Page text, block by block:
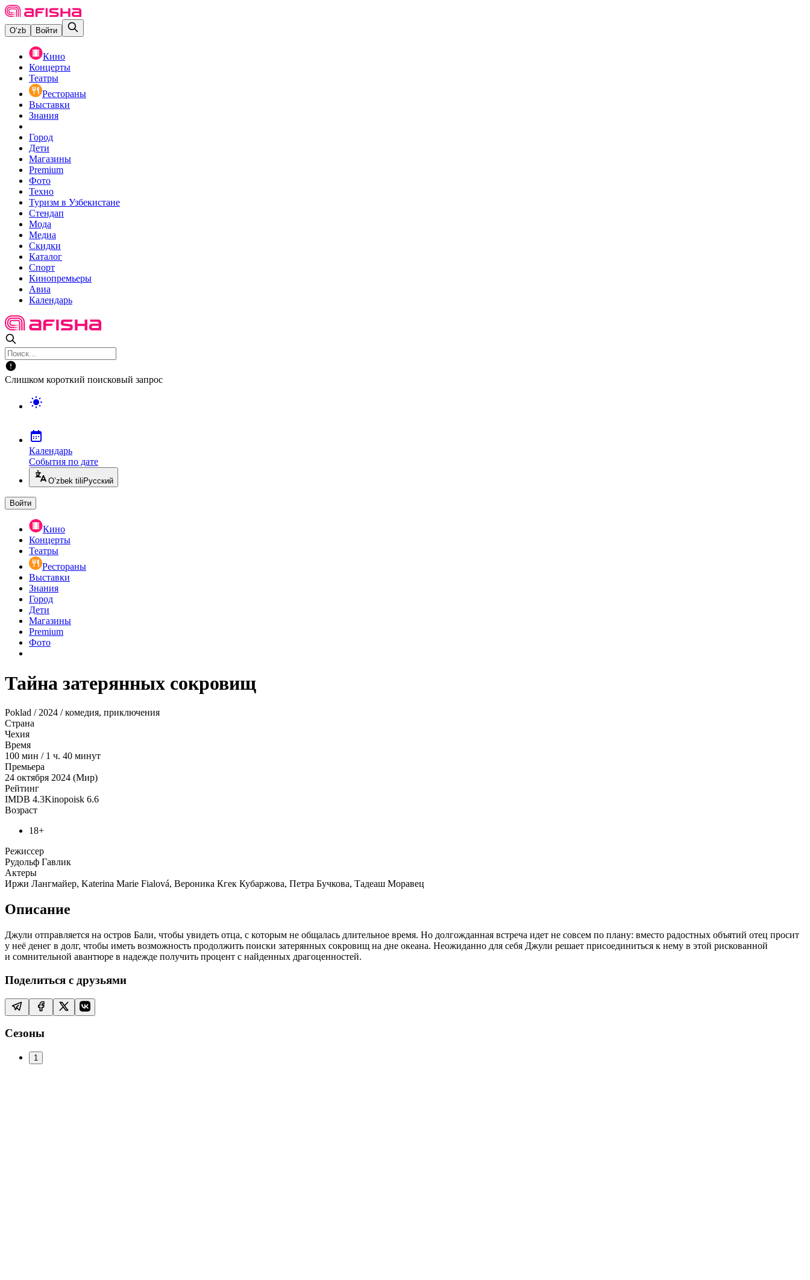
O‘zb Войти
Кино
Концерты
Театры
Рестораны
Выставки
Знания
Город
Дети
Магазины
Premium
Фото
Техно
Туризм в Узбекистане
Стендап
Мода
Медиа
Скидки
Каталог
Спорт
Кинопремьеры
Авиа
Календарь
Слишком короткий поисковый запрос
Календарь
События по дате
O’zbek tili Русский
Войти
Кино
Концерты
Театры
Рестораны
Выставки
Знания
Город
Дети
Магазины
Premium
Фото
Тайна затерянных сокровищ
Poklad / 2024 / комедия, приключения
Страна
Чехия
Время
100 мин / 1 ч. 40 минут
Премьера
24 октября 2024 (Мир)
Рейтинг
IMDB 4.3Kinopoisk 6.6
Возраст
18+
Режиссер
Рудольф Гавлик
Актеры
Иржи Лангмайер, Katerina Marie Fialová, Вероника Кгек Кубаржова, Петра Бучкова, Тадеаш Моравец
Описание
Джули отправляется на остров Бали, чтобы увидеть отца, с которым не общалась длительное время. Но долгожданная встреча идет не совсем по плану: вместо радостных объятий отец просит
у неё денег в долг, чтобы иметь возможность продолжить поиски затерянных сокровищ на дне океана. Неожиданно для себя Джули решает присоединиться к нему в этой рискованной
и сомнительной авантюре в надежде получить процент с найденных драгоценностей.
Поделиться с друзьями
Сезоны
1